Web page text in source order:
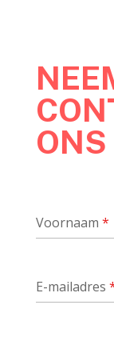
ONS
Voornaam *
E-mailadres